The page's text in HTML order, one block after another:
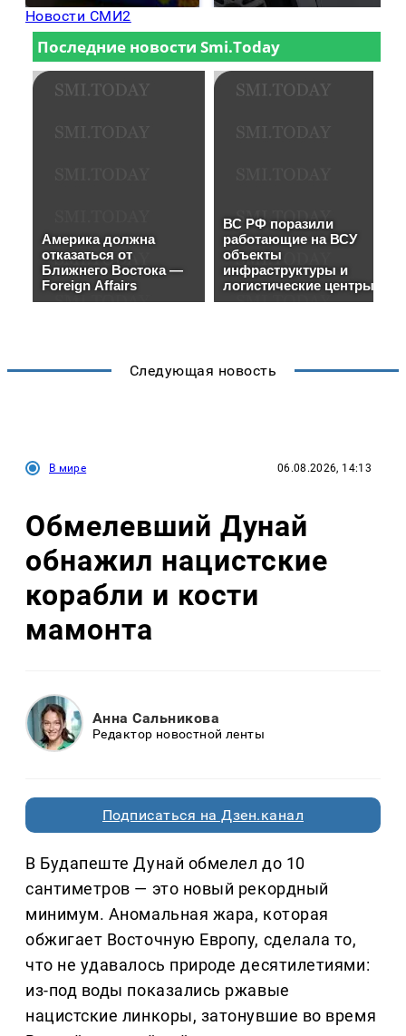
Новости СМИ2
Следующая новость
В мире 06.08.2026, 14:13
Обмелевший Дунай
обнажил нацистские
корабли и кости
мамонта
Анна Сальникова
Редактор новостной ленты
Подписаться на Дзен.канал
В Будапеште Дунай обмелел до 10
сантиметров — это новый рекордный
минимум. Аномальная жара, которая
обжигает Восточную Европу, сделала то,
что не удавалось природе десятилетиями:
из-под воды показались ржавые
нацистские линкоры, затонувшие во время